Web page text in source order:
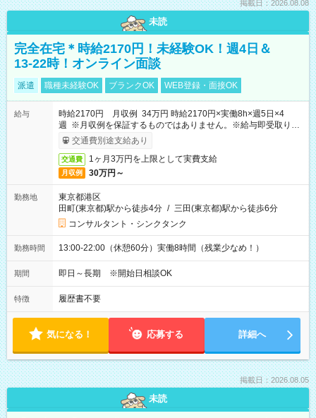
掲載日：2026.08.08
未読
完全在宅＊時給2170円！未経験OK！週4日＆
13-22時！オンライン面談
派遣 職種未経験OK ブランクOK WEB登録・面接OK
給与
時給2170円 月収例 34万円 時給2170円×実働8h×週5日×4
週 ※月収例を保証するものではありません。※給与即受取りサ
ービス利用可（利用条件有）
交通費別途支給あり
交通費 1ヶ月3万円を上限として実費支給
月収例 30万円～
勤務地
東京都港区
田町(東京都)駅から徒歩4分 / 三田(東京都)駅から徒歩6分
コンサルタント・シンクタンク
勤務時間 13:00-22:00（休憩60分）実働8時間（残業少なめ！）
期間 即日～長期 ※開始日相談OK
特徴 履歴書不要
気になる！ 応募する 詳細へ
掲載日：2026.08.05
未読